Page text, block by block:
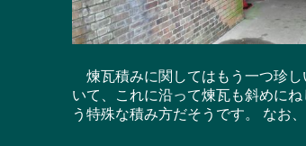
煉瓦積みに関してはもう一つ珍し
いて、これに沿って煉瓦も斜めに
う特殊な積み方だそうです。 なお